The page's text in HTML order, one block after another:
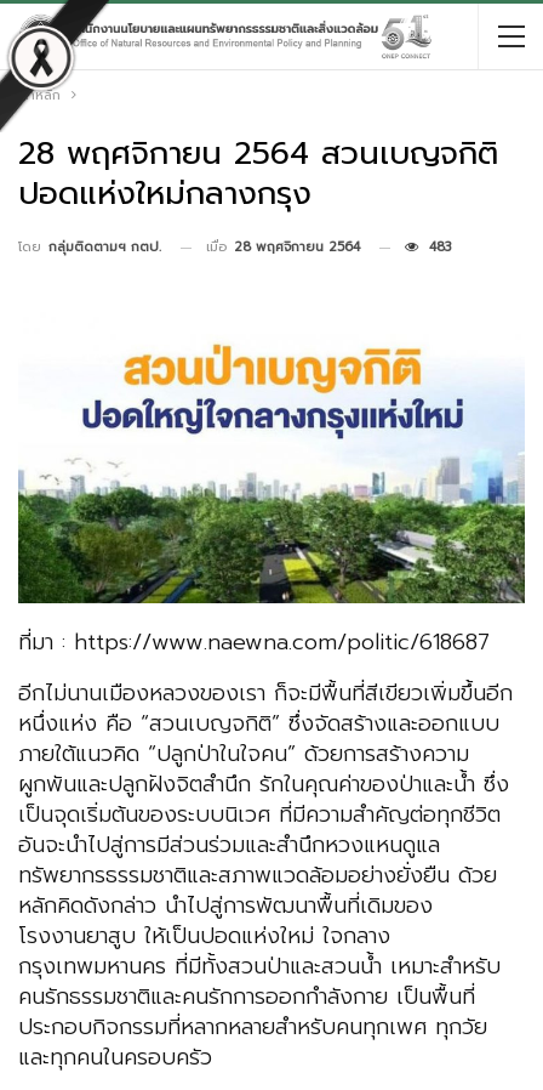
หน้าหลัก
28 พฤศจิกายน 2564 สวนเบญจกิติ
ปอดแห่งใหม่กลางกรุง
โดย กลุ่มติดตามฯ กตป. เมื่อ 28 พฤศจิกายน 2564 483
ที่มา : https://www.naewna.com/politic/618687
อีกไม่นานเมืองหลวงของเรา ก็จะมีพื้นที่สีเขียวเพิ่มขึ้นอีก
หนึ่งแห่ง คือ “สวนเบญจกิติ” ซึ่งจัดสร้างและออกแบบ
ภายใต้แนวคิด “ปลูกป่าในใจคน” ด้วยการสร้างความ
ผูกพันและปลูกฝังจิตสำนึก รักในคุณค่าของป่าและน้ำ ซึ่ง
เป็นจุดเริ่มต้นของระบบนิเวศ ที่มีความสำคัญต่อทุกชีวิต
อันจะนำไปสู่การมีส่วนร่วมและสำนึกหวงแหนดูแล
ทรัพยากรธรรมชาติและสภาพแวดล้อมอย่างยั่งยืน ด้วย
หลักคิดดังกล่าว นำไปสู่การพัฒนาพื้นที่เดิมของ
โรงงานยาสูบ ให้เป็นปอดแห่งใหม่ ใจกลาง
กรุงเทพมหานคร ที่มีทั้งสวนป่าและสวนน้ำ เหมาะสำหรับ
คนรักธรรมชาติและคนรักการออกกำลังกาย เป็นพื้นที่
ประกอบกิจกรรมที่หลากหลายสำหรับคนทุกเพศ ทุกวัย
และทุกคนในครอบครัว